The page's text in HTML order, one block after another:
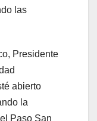
las
Presidente
abierto
la
Paso San